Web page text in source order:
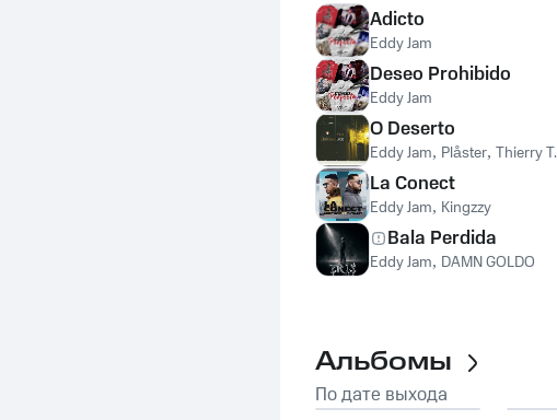
Adicto
Eddy Jam
Deseo Prohibido
Eddy Jam
O Deserto
Eddy Jam, Plåster, Thierry T.
La Conect
Eddy Jam, Kingzzy
Bala Perdida
Eddy Jam, DAMN GOLDO
Альбомы
По дате выхода